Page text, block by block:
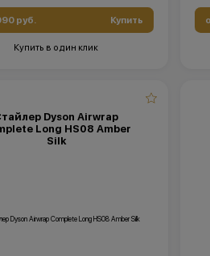
руб. Купить
Купить в один клик
Dyson Airwrap
Long HS08 Amber
Silk